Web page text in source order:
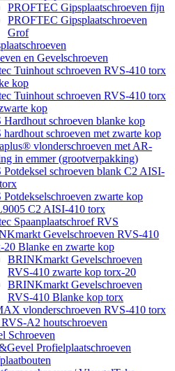
PROFTEC Gipsplaatschroeven fijn
PROFTEC Gipsplaatschroeven
Grof
en Gevelschroeven
Tuinhout schroeven RVS-410 torx
kop
Tuinhout schroeven RVS-410 torx
kop
Hardhout schroeven blanke kop
hardhout schroeven met zwarte kop
vlonderschroeven met AR-
in emmer (grootverpakking)
Potdeksel schroeven blank C2 AISI-
Potdekselschroeven zwarte kop
C2 AISI-410 torx
Spaanplaatschroef RVS
Gevelschroeven RVS-410
20 Blanke en zwarte kop
BRINKmarkt Gevelschroeven
RVS-410 zwarte kop torx-20
BRINKmarkt Gevelschroeven
RVS-410 Blanke kop torx
vlonderschroeven RVS-410 torx
A2 houtschroeven
Schroeven
Profielplaatschroeven